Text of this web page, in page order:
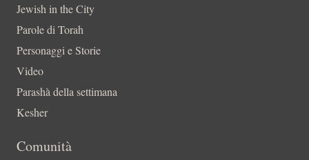
Jewish in the City
Parole di Torah
Personaggi e Storie
Video
Parashà della settimana
Kesher
Comunità